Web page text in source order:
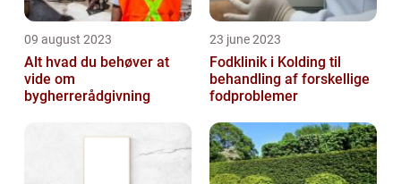
09 august 2023
Alt hvad du behøver at
vide om
bygherrerådgivning
23 june 2023
Fodklinik i Kolding til
behandling af forskellige
fodproblemer